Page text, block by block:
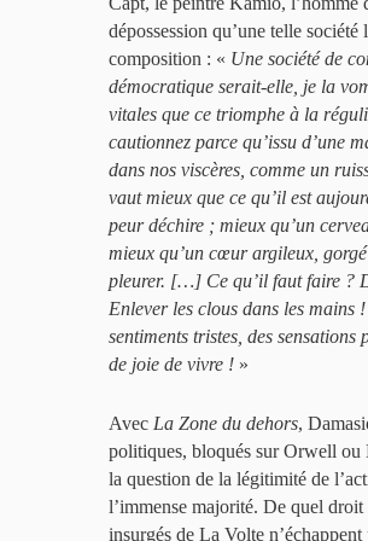
dépossession qu’une telle
composition : « Une société de
démocratique serait-elle, je la
vitales que ce triomphe à la
cautionnez parce qu’issu d’une
dans nos viscères, comme un
vaut mieux que ce qu’il est
peur déchire ; mieux qu’un
mieux qu’un cœur argileux,
pleurer. […] Ce qu’il faut faire ?
Enlever les clous dans les mains
sentiments tristes, des
de joie de vivre ! »
Avec La Zone du dehors,
politiques, bloqués sur Orwell ou
la question de la légitimité de
l’immense majorité. De quel
insurgés de La Volte